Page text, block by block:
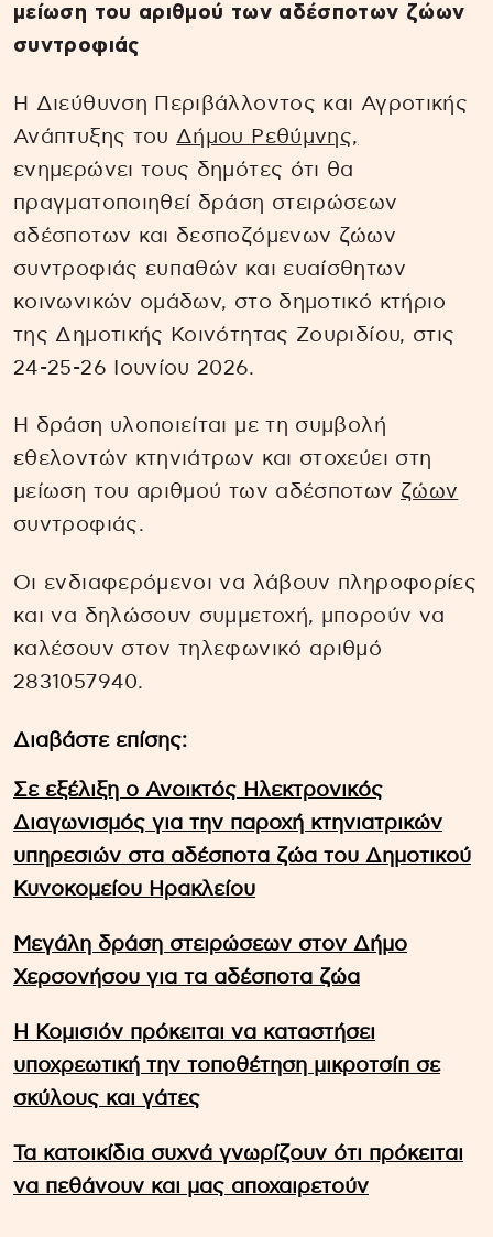
μείωση του αριθμού των αδέσποτων ζώων
συντροφιάς
Η Διεύθυνση Περιβάλλοντος και Αγροτικής
Ανάπτυξης του Δήμου Ρεθύμνης,
ενημερώνει τους δημότες ότι θα
πραγματοποιηθεί δράση στειρώσεων
αδέσποτων και δεσποζόμενων ζώων
συντροφιάς ευπαθών και ευαίσθητων
κοινωνικών ομάδων, στο δημοτικό κτήριο
της Δημοτικής Κοινότητας Ζουριδίου, στις
24-25-26 Ιουνίου 2026.
Η δράση υλοποιείται με τη συμβολή
εθελοντών κτηνιάτρων και στοχεύει στη
μείωση του αριθμού των αδέσποτων ζώων
συντροφιάς.
Οι ενδιαφερόμενοι να λάβουν πληροφορίες
και να δηλώσουν συμμετοχή, μπορούν να
καλέσουν στον τηλεφωνικό αριθμό
2831057940.
Διαβάστε επίσης:
Σε εξέλιξη ο Ανοικτός Ηλεκτρονικός
Διαγωνισμός για την παροχή κτηνιατρικών
υπηρεσιών στα αδέσποτα ζώα του Δημοτικού
Κυνοκομείου Ηρακλείου
Μεγάλη δράση στειρώσεων στον Δήμο
Χερσονήσου για τα αδέσποτα ζώα
Η Κομισιόν πρόκειται να καταστήσει
υποχρεωτική την τοποθέτηση μικροτσίπ σε
σκύλους και γάτες
Τα κατοικίδια συχνά γνωρίζουν ότι πρόκειται
να πεθάνουν και μας αποχαιρετούν